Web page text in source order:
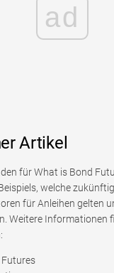
ad
Artikel
für What is Bond
welche
für Anleihen gelten
Weitere Informationen